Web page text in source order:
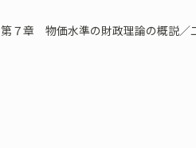
第７章 物価水準の財政理論の概説／